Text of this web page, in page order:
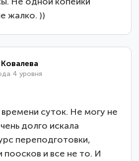
жалко. ))
4 уровня
суток. Не могу не
долго искала
переподготовки,
и все не то. И